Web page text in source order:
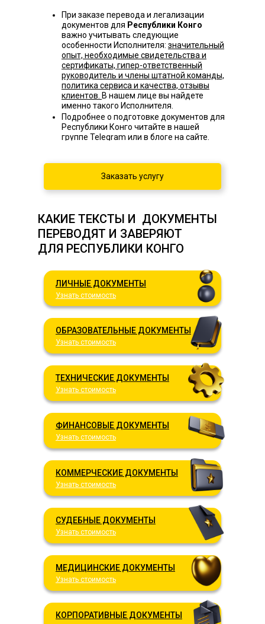
При заказе перевода и легализации
документов для Республики Конго
важно учитывать следующие
особенности Исполнителя: значительный
опыт, необходимые свидетельства и
сертификаты, гипер-ответственный
руководитель и члены штатной команды,
политика сервиса и качества, отзывы
клиентов. В нашем лице вы найдете
именно такого Исполнителя.
Подробнее о подготовке документов для
Республики Конго читайте в нашей
группе Telegram или в блоге на сайте.
Заказать услугу
КАКИЕ ТЕКСТЫ И ДОКУМЕНТЫ
ПЕРЕВОДЯТ И ЗАВЕРЯЮТ
ДЛЯ РЕСПУБЛИКИ КОНГО
ЛИЧНЫЕ ДОКУМЕНТЫ
Узнать стоимость
ФИНАНСОВЫЕ ДОКУМЕНТЫ
Узнать стоимость
МЕДИЦИНСКИЕ ДОКУМЕНТЫ
Узнать стоимость
ОБРАЗОВАТЕЛЬНЫЕ ДОКУМЕНТЫ
Узнать стоимость
КОММЕРЧЕСКИЕ ДОКУМЕНТЫ
Узнать стоимость
КОРПОРАТИВНЫЕ ДОКУМЕНТЫ
ТЕХНИЧЕСКИЕ ДОКУМЕНТЫ
Узнать стоимость
СУДЕБНЫЕ ДОКУМЕНТЫ
Узнать стоимость